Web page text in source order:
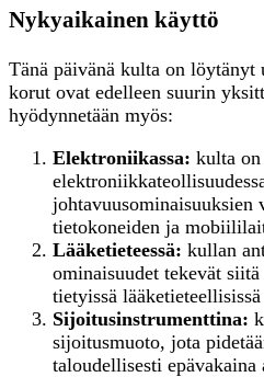
Nykyaikainen käyttö
Tänä päivänä kulta on löytänyt
korut ovat edelleen suurin
hyödynnetään myös:
Elektroniikassa: kulta
johtavuusominaisuuksien
tietokoneiden ja
Lääketieteessä: kullan
ominaisuudet tekevät
tietyissä
Sijoitusinstrumenttina:
sijoitusmuoto, jota
taloudellisesti epävakaina